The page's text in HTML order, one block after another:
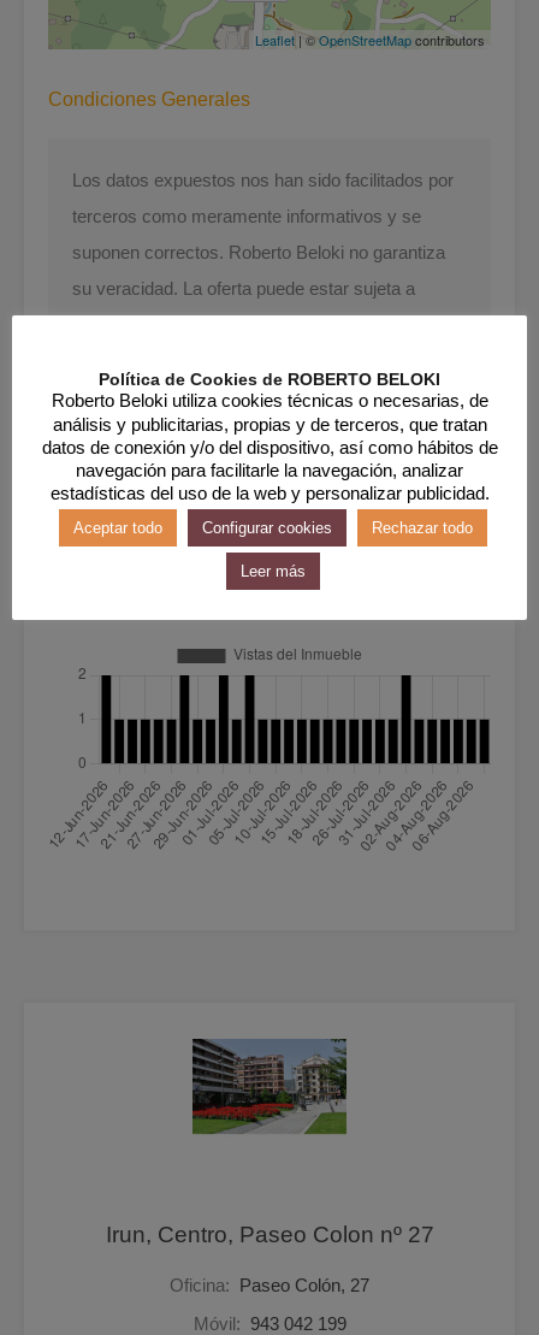
Leaflet | ©OpenStreetMapcontributors
Condiciones Generales
Los datos expuestos nos han sido facilitados por
terceros como meramente informativos y se
suponen correctos. Roberto Beloki no garantiza
su veracidad. La oferta puede estar sujeta a
del mercado sin previo aviso. Los gastos de
Notaría, IVA y Registro de la Propiedad son de
cargo del comprador. Los honorarios de la
agencia inmobiliaria van a cargo del vendedor.
Irun, Centro, Paseo Colon nº 27
Oficina: Paseo Colón, 27
Móvil: 943 042 199
Política de Cookies de ROBERTO BELOKI
Roberto Beloki utiliza cookies técnicas o necesarias, de
análisis y publicitarias, propias y de terceros, que tratan
datos de conexión y/o del dispositivo, así como hábitos de
navegación para facilitarle la navegación, analizar
estadísticas del uso de la web y personalizar publicidad.
Aceptar todo Configurar cookies Rechazar todo
Leer más